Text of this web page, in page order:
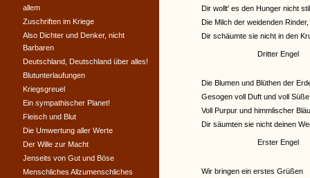
Dir wollt′ es den Hunger nicht
Die Milch der weidenden Rinder,
Dir schäumte sie nicht in den
Dritter Engel
Die Blumen und Blüthen der
Gesogen voll Duft und voll
Voll Purpur und himmlischer
Dir säumten sie nicht deinen
Erster Engel
Wir bringen ein erstes Grüßen
allem
Zuschriften im Kriege
Also Dichter und Denker, nicht
Barbaren
Deutschland, Deutschland über alles!
Blutunterlaufungen
Kriegsgreuel
Ein sympathischer Planet!
Fleisch und Blut
Die Umwertung aller Werte
Der Wille zur Macht
Jenseits von Gut und Böse
Menschliches Allzumenschliches